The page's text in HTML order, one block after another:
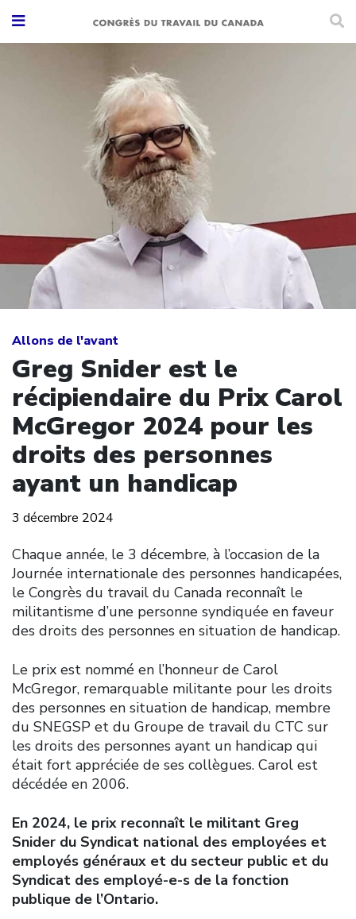
Allons de l'avant
Greg Snider est le
récipiendaire du Prix Carol
McGregor 2024 pour les
droits des personnes
ayant un handicap
3 décembre 2024
Chaque année, le 3 décembre, à l’occasion de la
Journée internationale des personnes handicapées,
le Congrès du travail du Canada reconnaît le
militantisme d’une personne syndiquée en faveur
des droits des personnes en situation de handicap.
Le prix est nommé en l’honneur de Carol
McGregor, remarquable militante pour les droits
des personnes en situation de handicap, membre
du SNEGSP et du Groupe de travail du CTC sur
les droits des personnes ayant un handicap qui
était fort appréciée de ses collègues. Carol est
décédée en 2006.
En 2024, le prix reconnaît le militant Greg
Snider du Syndicat national des employées et
employés généraux et du secteur public et du
Syndicat des employé-e-s de la fonction
publique de l’Ontario.